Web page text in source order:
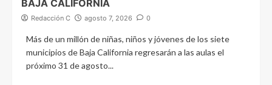
BAJA CALIFORNIA
Redacción C agosto 7, 2026 0
Más de un millón de niñas, niños y jóvenes de los siete
municipios de Baja California regresarán a las aulas el
próximo 31 de agosto...